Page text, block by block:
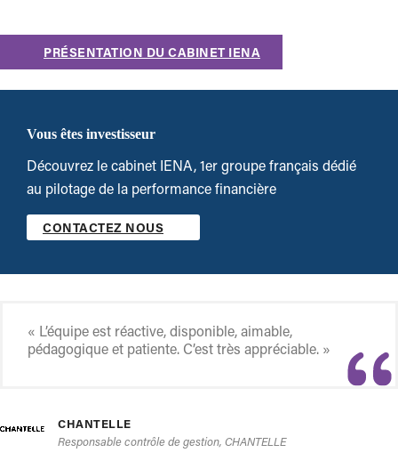
PRÉSENTATION DU CABINET IENA
Vous êtes investisseur
Découvrez le cabinet IENA, 1er groupe français dédié
au pilotage de la performance financière
CONTACTEZ NOUS
« L’équipe est réactive, disponible, aimable,
pédagogique et patiente. C’est très appréciable. »
CHANTELLE
Responsable contrôle de gestion, CHANTELLE